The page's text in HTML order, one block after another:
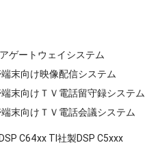
ゲートウェイシステム
末向け映像配信システム
末向けＴＶ電話留守録システム
末向けＴＶ電話会議システム
C64xx TI社製DSP C5xxx